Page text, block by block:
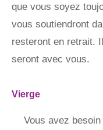
que vous soyez
vous soutiendront
resteront en retrait.
seront avec vous.
Vierge
Vous avez